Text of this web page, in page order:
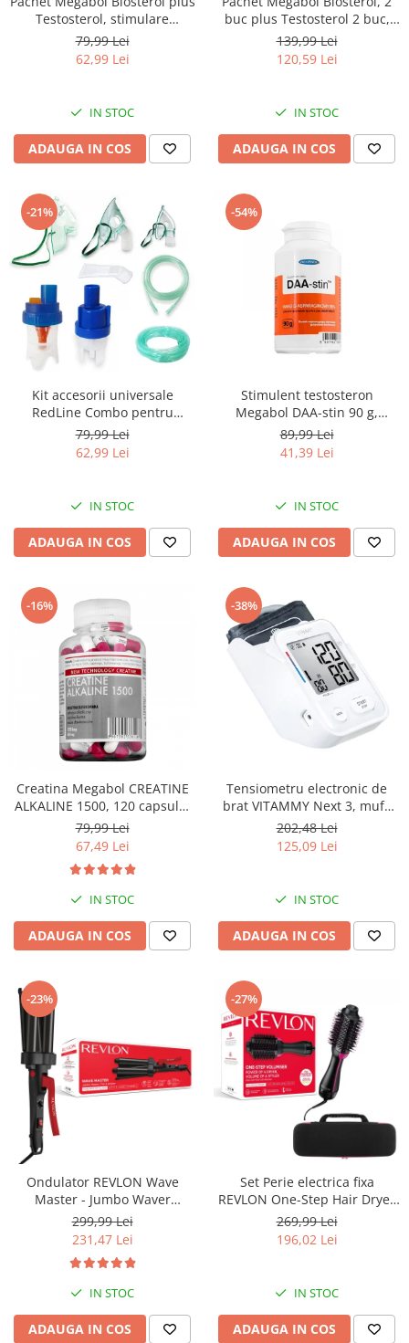
Testosterol, stimulare
testosteron si hormon de
crestere, inhibare estrogen
79,99 Lei
62,99 Lei
IN STOC
ADAUGA IN COS
buc plus Testosterol 2 buc,
stimulare testosteron si
hormon de crestere, inhibare
estrogen
139,99 Lei
120,59 Lei
IN STOC
ADAUGA IN COS
-21%
Kit accesorii universale
RedLine Combo pentru
aparatele de aerosoli cu
compresor, 2 pahare de
nebulizare, furtun 6m si 2m
79,99 Lei
62,99 Lei
IN STOC
ADAUGA IN COS
-54%
Stimulent testosteron
Megabol DAA-stin 90 g,
anabolizant pentru cresterea
masei musculare
89,99 Lei
41,39 Lei
IN STOC
ADAUGA IN COS
-16%
Creatina Megabol CREATINE
ALKALINE 1500, 120 capsule,
creatina monohidrat cu Ph
ridicat, nu este necesara faza
de incarcare
79,99 Lei
67,49 Lei
IN STOC
ADAUGA IN COS
-38%
Tensiometru electronic de
brat VITAMMY Next 3, mufa
USB, detectie miscarea
corpului, memorare 2
utilizatori, manseta 22-40 cm,
202,48 Lei
125,09 Lei
IN STOC
ADAUGA IN COS
-23%
Ondulator REVLON Wave
Master - Jumbo Waver
RVIR3056UKE, 3 cilindri extra
mari, 30 setari temperatura,
invelis ceramic cu turmalina
299,99 Lei
231,47 Lei
IN STOC
ADAUGA IN COS
-27%
Set Perie electrica fixa
REVLON One-Step Hair Dryer
& Volumizer RVDR5222E2 si
geanta transport RedLine
Case One
269,99 Lei
196,02 Lei
IN STOC
ADAUGA IN COS